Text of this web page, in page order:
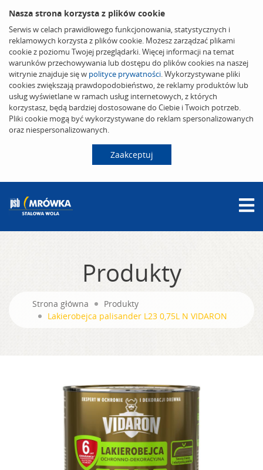
Nasza strona korzysta z plików cookie
Serwis w celach prawidłowego funkcjonowania, statystycznych i
reklamowych korzysta z plików cookie. Możesz zarządzać plikami
cookie z poziomu Twojej przeglądarki. Więcej informacji na temat
warunków przechowywania lub dostępu do plików cookies na naszej
witrynie znajduje się w polityce prywatności. Wykorzystywane pliki
cookies zwiększają prawdopodobieństwo, że reklamy produktów lub
usług wyświetlane w ramach usług internetowych, z których
korzystasz, będą bardziej dostosowane do Ciebie i Twoich potrzeb.
Pliki cookie mogą być wykorzystywane do reklam spersonalizowanych
oraz niespersonalizowanych.
Zaakceptuj
Produkty
Strona główna
Produkty
Lakierobejca palisander L23 0,75L N VIDARON